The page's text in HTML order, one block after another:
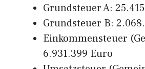
Grundsteuer A:
Grundsteuer B:
Einkommensteuer
6.931.399 Euro